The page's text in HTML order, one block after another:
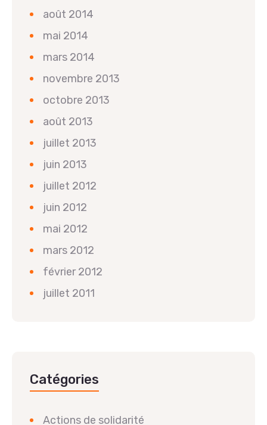
août 2014
mai 2014
mars 2014
novembre 2013
octobre 2013
août 2013
juillet 2013
juin 2013
juillet 2012
juin 2012
mai 2012
mars 2012
février 2012
juillet 2011
Catégories
Actions de solidarité